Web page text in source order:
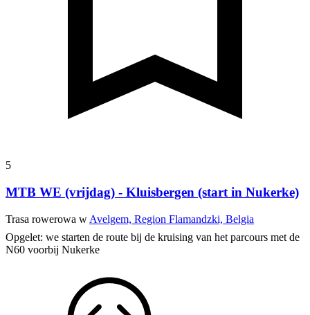
5
MTB WE (vrijdag) - Kluisbergen (start in Nukerke)
Trasa rowerowa w Avelgem, Region Flamandzki, Belgia
Opgelet: we starten de route bij de kruising van het parcours met de
N60 voorbij Nukerke